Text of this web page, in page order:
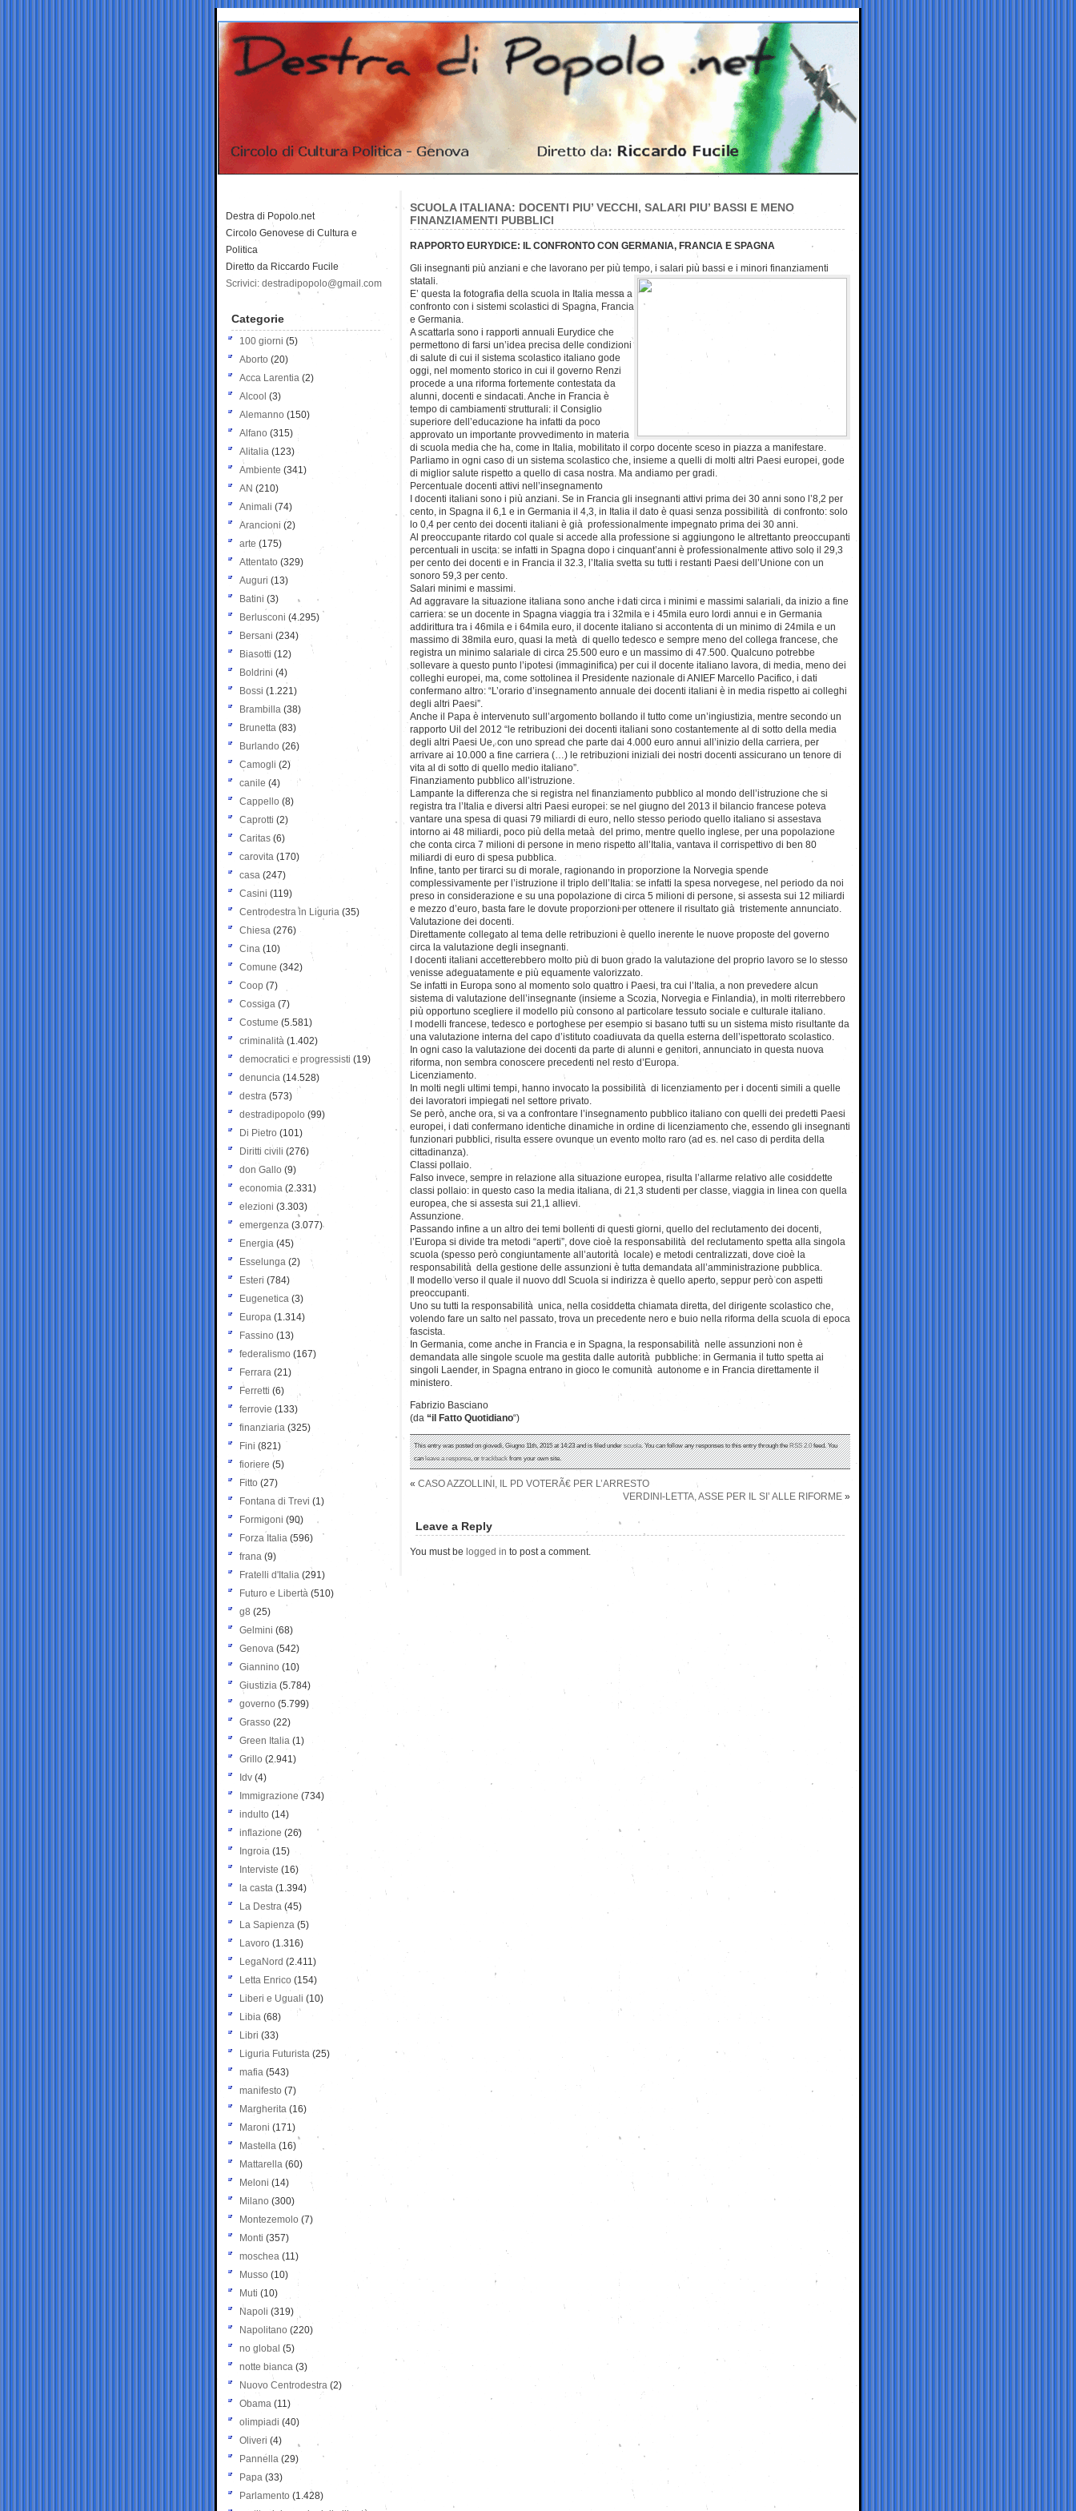
SCUOLA ITALIANA: DOCENTI PIU’ VECCHI, SALARI PIU’ BASSI E MENO
FINANZIAMENTI PUBBLICI
RAPPORTO EURYDICE: IL CONFRONTO CON GERMANIA, FRANCIA E SPAGNA
Gli insegnanti più anziani e che lavorano per più tempo, i salari più bassi e i minori finanziamenti
statali.
E’ questa la fotografia della scuola in Italia messa a
confronto con i sistemi scolastici di Spagna, Francia
e Germania.
A scattarla sono i rapporti annuali Eurydice che
permettono di farsi un’idea precisa delle condizioni
di salute di cui il sistema scolastico italiano gode
oggi, nel momento storico in cui il governo Renzi
procede a una riforma fortemente contestata da
alunni, docenti e sindacati. Anche in Francia è
tempo di cambiamenti strutturali: il Consiglio
superiore dell’educazione ha infatti da poco
approvato un importante provvedimento in materia
di scuola media che ha, come in Italia, mobilitato il corpo docente sceso in piazza a manifestare.
Parliamo in ogni caso di un sistema scolastico che, insieme a quelli di molti altri Paesi europei, gode
di miglior salute rispetto a quello di casa nostra. Ma andiamo per gradi.
Percentuale docenti attivi nell’insegnamento
I docenti italiani sono i più anziani. Se in Francia gli insegnanti attivi prima dei 30 anni sono l’8,2 per
cento, in Spagna il 6,1 e in Germania il 4,3, in Italia il dato è quasi senza possibilità di confronto: solo
lo 0,4 per cento dei docenti italiani è già professionalmente impegnato prima dei 30 anni.
Al preoccupante ritardo col quale si accede alla professione si aggiungono le altrettanto preoccupanti
percentuali in uscita: se infatti in Spagna dopo i cinquant’anni è professionalmente attivo solo il 29,3
per cento dei docenti e in Francia il 32.3, l’Italia svetta su tutti i restanti Paesi dell’Unione con un
sonoro 59,3 per cento.
Salari minimi e massimi.
Ad aggravare la situazione italiana sono anche i dati circa i minimi e massimi salariali, da inizio a fine
carriera: se un docente in Spagna viaggia tra i 32mila e i 45mila euro lordi annui e in Germania
addirittura tra i 46mila e i 64mila euro, il docente italiano si accontenta di un minimo di 24mila e un
massimo di 38mila euro, quasi la metà di quello tedesco e sempre meno del collega francese, che
registra un minimo salariale di circa 25.500 euro e un massimo di 47.500. Qualcuno potrebbe
sollevare a questo punto l’ipotesi (immaginifica) per cui il docente italiano lavora, di media, meno dei
colleghi europei, ma, come sottolinea il Presidente nazionale di ANIEF Marcello Pacifico, i dati
confermano altro: “L’orario d’insegnamento annuale dei docenti italiani è in media rispetto ai colleghi
degli altri Paesi”.
Anche il Papa è intervenuto sull’argomento bollando il tutto come un’ingiustizia, mentre secondo un
rapporto Uil del 2012 “le retribuzioni dei docenti italiani sono costantemente al di sotto della media
degli altri Paesi Ue, con uno spread che parte dai 4.000 euro annui all’inizio della carriera, per
arrivare ai 10.000 a fine carriera (…) le retribuzioni iniziali dei nostri docenti assicurano un tenore di
vita al di sotto di quello medio italiano”.
Finanziamento pubblico all’istruzione.
Lampante la differenza che si registra nel finanziamento pubblico al mondo dell’istruzione che si
registra tra l’Italia e diversi altri Paesi europei: se nel giugno del 2013 il bilancio francese poteva
vantare una spesa di quasi 79 miliardi di euro, nello stesso periodo quello italiano si assestava
intorno ai 48 miliardi, poco più della metaà del primo, mentre quello inglese, per una popolazione
che conta circa 7 milioni di persone in meno rispetto all’Italia, vantava il corrispettivo di ben 80
miliardi di euro di spesa pubblica.
Infine, tanto per tirarci su di morale, ragionando in proporzione la Norvegia spende
complessivamente per l’istruzione il triplo dell’Italia: se infatti la spesa norvegese, nel periodo da noi
preso in considerazione e su una popolazione di circa 5 milioni di persone, si assesta sui 12 miliardi
e mezzo d’euro, basta fare le dovute proporzioni per ottenere il risultato già tristemente annunciato.
Valutazione dei docenti.
Direttamente collegato al tema delle retribuzioni è quello inerente le nuove proposte del governo
circa la valutazione degli insegnanti.
I docenti italiani accetterebbero molto più di buon grado la valutazione del proprio lavoro se lo stesso
venisse adeguatamente e più equamente valorizzato.
Se infatti in Europa sono al momento solo quattro i Paesi, tra cui l’Italia, a non prevedere alcun
sistema di valutazione dell’insegnante (insieme a Scozia, Norvegia e Finlandia), in molti riterrebbero
più opportuno scegliere il modello più consono al particolare tessuto sociale e culturale italiano.
I modelli francese, tedesco e portoghese per esempio si basano tutti su un sistema misto risultante da
una valutazione interna del capo d’istituto coadiuvata da quella esterna dell’ispettorato scolastico.
In ogni caso la valutazione dei docenti da parte di alunni e genitori, annunciato in questa nuova
riforma, non sembra conoscere precedenti nel resto d’Europa.
Licenziamento.
In molti negli ultimi tempi, hanno invocato la possibilità di licenziamento per i docenti simili a quelle
dei lavoratori impiegati nel settore privato.
Se però, anche ora, si va a confrontare l’insegnamento pubblico italiano con quelli dei predetti Paesi
europei, i dati confermano identiche dinamiche in ordine di licenziamento che, essendo gli insegnanti
funzionari pubblici, risulta essere ovunque un evento molto raro (ad es. nel caso di perdita della
cittadinanza).
Classi pollaio.
Falso invece, sempre in relazione alla situazione europea, risulta l’allarme relativo alle cosiddette
classi pollaio: in questo caso la media italiana, di 21,3 studenti per classe, viaggia in linea con quella
europea, che si assesta sui 21,1 allievi.
Assunzione.
Passando infine a un altro dei temi bollenti di questi giorni, quello del reclutamento dei docenti,
l’Europa si divide tra metodi “aperti”, dove cioè la responsabilità del reclutamento spetta alla singola
scuola (spesso però congiuntamente all’autorità locale) e metodi centralizzati, dove cioè la
responsabilità della gestione delle assunzioni è tutta demandata all’amministrazione pubblica.
Il modello verso il quale il nuovo ddl Scuola si indirizza è quello aperto, seppur però con aspetti
preoccupanti.
Uno su tutti la responsabilità unica, nella cosiddetta chiamata diretta, del dirigente scolastico che,
volendo fare un salto nel passato, trova un precedente nero e buio nella riforma della scuola di epoca
fascista.
In Germania, come anche in Francia e in Spagna, la responsabilità nelle assunzioni non è
demandata alle singole scuole ma gestita dalle autorità pubbliche: in Germania il tutto spetta ai
singoli Laender, in Spagna entrano in gioco le comunità autonome e in Francia direttamente il
ministero.
Fabrizio Basciano
(da “il Fatto Quotidiano“)
This entry was posted on giovedì, Giugno 11th, 2015 at 14:23 and is filed underscuola. You can follow any responses to this entry through theRSS 2.0feed. You
canleave a response, ortrackbackfrom your own site.
« CASO AZZOLLINI, IL PD VOTERÃ€ PER L’ARRESTO
VERDINI-LETTA, ASSE PER IL SI’ ALLE RIFORME »
Leave a Reply
You must be logged in to post a comment.
Destra di Popolo.net
Circolo Genovese di Cultura e
Politica
Diretto da Riccardo Fucile
Scrivici: destradipopolo@gmail.com
Categorie
100 giorni (5)
Aborto (20)
Acca Larentia (2)
Alcool (3)
Alemanno (150)
Alfano (315)
Alitalia (123)
Ambiente (341)
AN (210)
Animali (74)
Arancioni (2)
arte (175)
Attentato (329)
Auguri (13)
Batini (3)
Berlusconi (4.295)
Bersani (234)
Biasotti (12)
Boldrini (4)
Bossi (1.221)
Brambilla (38)
Brunetta (83)
Burlando (26)
Camogli (2)
canile (4)
Cappello (8)
Caprotti (2)
Caritas (6)
carovita (170)
casa (247)
Casini (119)
Centrodestra in Liguria (35)
Chiesa (276)
Cina (10)
Comune (342)
Coop (7)
Cossiga (7)
Costume (5.581)
criminalità (1.402)
democratici e progressisti (19)
denuncia (14.528)
destra (573)
destradipopolo (99)
Di Pietro (101)
Diritti civili (276)
don Gallo (9)
economia (2.331)
elezioni (3.303)
emergenza (3.077)
Energia (45)
Esselunga (2)
Esteri (784)
Eugenetica (3)
Europa (1.314)
Fassino (13)
federalismo (167)
Ferrara (21)
Ferretti (6)
ferrovie (133)
finanziaria (325)
Fini (821)
fioriere (5)
Fitto (27)
Fontana di Trevi (1)
Formigoni (90)
Forza Italia (596)
frana (9)
Fratelli d'Italia (291)
Futuro e Libertà (510)
g8 (25)
Gelmini (68)
Genova (542)
Giannino (10)
Giustizia (5.784)
governo (5.799)
Grasso (22)
Green Italia (1)
Grillo (2.941)
Idv (4)
Immigrazione (734)
indulto (14)
inflazione (26)
Ingroia (15)
Interviste (16)
la casta (1.394)
La Destra (45)
La Sapienza (5)
Lavoro (1.316)
LegaNord (2.411)
Letta Enrico (154)
Liberi e Uguali (10)
Libia (68)
Libri (33)
Liguria Futurista (25)
mafia (543)
manifesto (7)
Margherita (16)
Maroni (171)
Mastella (16)
Mattarella (60)
Meloni (14)
Milano (300)
Montezemolo (7)
Monti (357)
moschea (11)
Musso (10)
Muti (10)
Napoli (319)
Napolitano (220)
no global (5)
notte bianca (3)
Nuovo Centrodestra (2)
Obama (11)
olimpiadi (40)
Oliveri (4)
Pannella (29)
Papa (33)
Parlamento (1.428)